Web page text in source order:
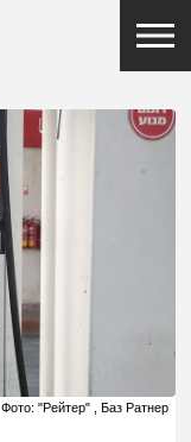
Фото: "Рейтер" , Баз Ратнер